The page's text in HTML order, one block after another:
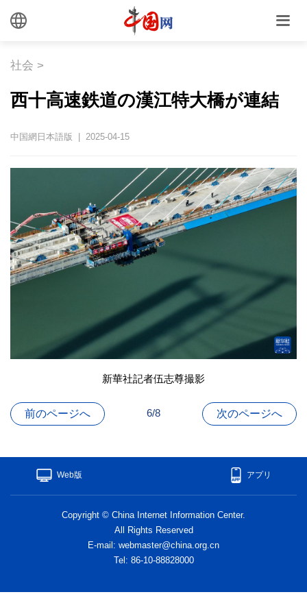
社会 >
西十高速鉄道の漢江特大橋が連結
中国網日本語版 | 2025-04-15
新華社記者伍志尊撮影
前のページへ 6/8 次のページへ
Web版 アプリ
Copyright © China Internet Information Center.
All Rights Reserved
E-mail: webmaster@china.org.cn
Tel: 86-10-88828000